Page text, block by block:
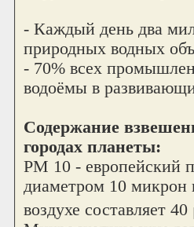
- Каждый день два
природных водных
- 70% всех
водоёмы в
Содержание
городах планеты:
PM 10 - европейский
диаметром 10
воздухе составляет